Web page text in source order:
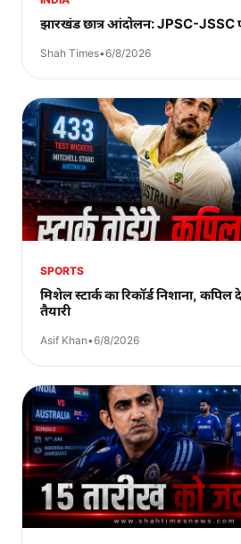
झारखंड छात्र आंदोलन: JPSC-JSSC
Shah Times•6/8/2026
SPORTS
मिशेल स्टार्क का रिकॉर्ड निशाना,
तैयारी
Asif Khan•6/8/2026